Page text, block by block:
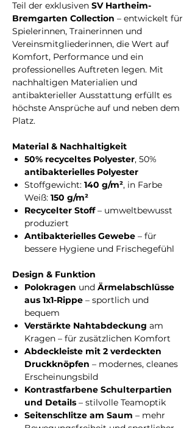
Teil der exklusiven SV Hartheim-
Bremgarten Collection – entwickelt für
Spielerinnen, Trainerinnen und
Vereinsmitgliederinnen, die Wert auf
Komfort, Performance und ein
professionelles Auftreten legen. Mit
nachhaltigen Materialien und
antibakterieller Ausstattung erfüllt es
höchste Ansprüche auf und neben dem
Platz.
Material & Nachhaltigkeit
50% recyceltes Polyester, 50%
antibakterielles Polyester
Stoffgewicht: 140 g/m², in Farbe
Weiß: 150 g/m²
Recycelter Stoff– umweltbewusst
produziert
Antibakterielles Gewebe – für
bessere Hygiene und Frischegefühl
Design & Funktion
Polokragen und Ärmelabschlüsse
aus 1x1-Rippe – sportlich und
bequem
Verstärkte Nahtabdeckung am
Kragen – für zusätzlichen Komfort
Abdeckleiste mit 2 verdeckten
Druckknöpfen – modernes, cleanes
Erscheinungsbild
Kontrastfarbene Schulterpartien
und Details – stilvolle Teamoptik
Seitenschlitze am Saum – mehr